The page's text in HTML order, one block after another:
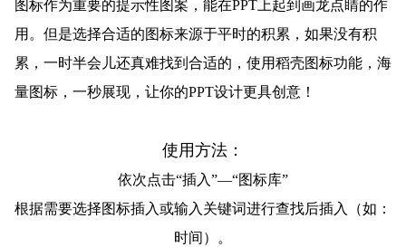
图标作为重要的提示性图案，能在PPT上起到画龙点睛的作
用。但是选择合适的图标来源于平时的积累，如果没有积
累，一时半会儿还真难找到合适的，使用稻壳图标功能，海
量图标，一秒展现，让你的PPT设计更具创意！
使用方法：
依次点击“插入”—“图标库”
根据需要选择图标插入或输入关键词进行查找后插入（如：
时间）。